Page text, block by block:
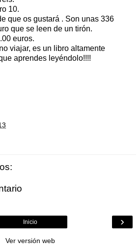
10.
que os gustará . Son unas 336
que se leen de un tirón.
euros.
viajar, es un libro altamente
aprendes leyéndolo!!!!
›
Inicio
Ver versión web